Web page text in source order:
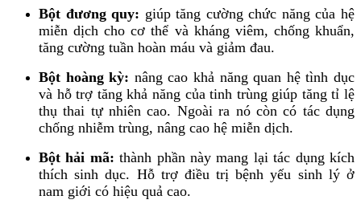
Bột đương quy: giúp tăng cường chức năng của hệ
miễn dịch cho cơ thể và kháng viêm, chống khuẩn,
tăng cường tuần hoàn máu và giảm đau.
Bột hoàng kỳ: nâng cao khả năng quan hệ tình dục
và hỗ trợ tăng khả năng của tinh trùng giúp tăng tỉ lệ
thụ thai tự nhiên cao. Ngoài ra nó còn có tác dụng
chống nhiễm trùng, nâng cao hệ miễn dịch.
Bột hải mã:thành phần này mang lại tác dụng kích
thích sinh dục. Hỗ trợ điều trị bệnh yếu sinh lý ở
nam giới có hiệu quả cao.